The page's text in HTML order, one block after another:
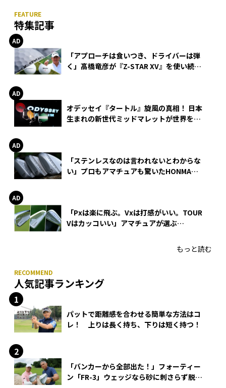
特集記事
「アプローチは食いつき、ドライバーは弾
く」髙橋竜彦が『Z-STAR XV』を使い続け
オデッセイ『タートル』旋風の真相！ 日本
生まれの新世代ミッドマレットが世界を席
「ステンレスなのは言われないとわからな
い」プロもアマチュアも驚いたHONMA
「Pxは楽に飛ぶ。Vxは打感がいい。TOUR
Vはカッコいい」アマチュアが選ぶ
もっと読む
人気記事ランキング
パットで距離感を合わせる簡単な方法はコ
レ！ 上りは長く持ち、下りは短く持つ！
「バンカーから全部出た！」フォーティー
ン「FR-3」ウェッジなら砂に刺さらず脱出